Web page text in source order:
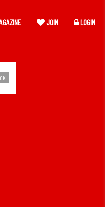
JOIN LOGIN